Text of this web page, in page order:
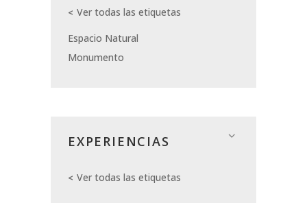
Ver todas las etiquetas
Espacio Natural
Monumento
EXPERIENCIAS
Ver todas las etiquetas